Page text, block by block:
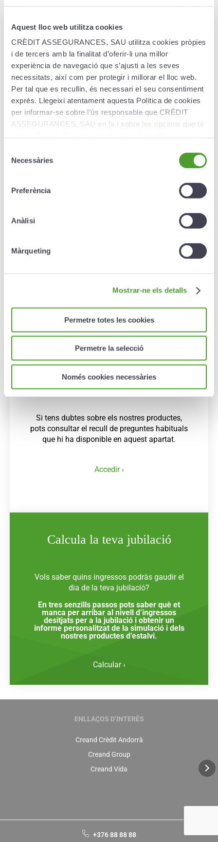
Aquest lloc web utilitza cookies
CRÈDIT ASSEGURANCES, SAU utilitza cookies pròpies
i de tercers amb la finalitat d’oferir-li una millor
experiència de navegació que s’ajusti a les seves
necessitats, així com per protegir i millorar el lloc web.
Per tal que es recullin, és necessari el seu consentiment
exprés. Llegeixi atentament aquesta Política de cookies
per informar-se sobre l’ús responsable que CRÈDIT
ASSEGURANCES, SAU en fa i sobre les opcions que té
Necessàries
Preferència
Anàlisi
Màrqueting
Mostrar-ne els detalls
Permetre totes les cookies
Permetre la selecció
Només cookies necessàries
Creand Pla Pensions
Dinàmic
El Creand Pla Pensions Dinàmic adapta la seva
inversió depenent de l’edat del prenedor per
obtenir la millor combinació rendibilitat-risc del
capital invertit.
Més informació ›
Assegurat
Més informació ›
Preguntes freqüents
Si tens dubtes sobre els nostres productes,
pots consultar el recull de preguntes habituals
que hi ha disponible en aquest apartat.
Accedir ›
Calcula la teva jubilació
Vols saber quins ingressos podràs gaudir el
dia de la teva jubilació?
En tres senzills passos pots saber què et
manca per arribar al nivell d’ingressos
desitjats per a la jubilació i obtenir un
informe personalitzat de la simulació i dels
nostres productes d’estalvi.
Calcular ›
ENLLAÇOS D’INTERÈS
Creand Crèdit Andorrà
Creand Group
Creand Vida
+376 88 88 88